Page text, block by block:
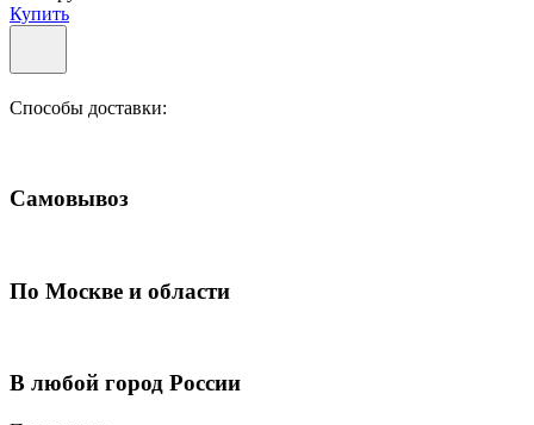
Купить
Способы доставки:
Самовывоз
По Москве и области
В любой город России